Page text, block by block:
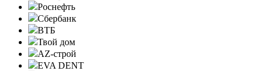
Роснефть
Сбербанк
ВТБ
Твой дом
AZ-строй
EVA DENT